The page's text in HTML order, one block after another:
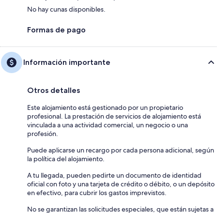
No hay cunas disponibles.
Formas de pago
Información importante
Otros detalles
Este alojamiento está gestionado por un propietario
profesional. La prestación de servicios de alojamiento está
vinculada a una actividad comercial, un negocio o una
profesión.
Puede aplicarse un recargo por cada persona adicional, según
la política del alojamiento.
A tu llegada, pueden pedirte un documento de identidad
oficial con foto y una tarjeta de crédito o débito, o un depósito
en efectivo, para cubrir los gastos imprevistos.
No se garantizan las solicitudes especiales, que están sujetas a